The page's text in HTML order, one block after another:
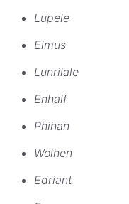
Lupele
Elmus
Lunrilale
Enhalf
Phihan
Wolhen
Edriant